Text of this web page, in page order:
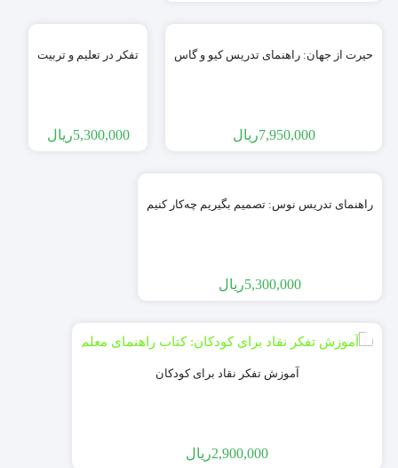
حیرت از جهان: راهنمای تدریس کیو و گاس
7,950,000ریال
تفکر در تعلیم و تربیت
5,300,000ریال
راهنمای تدریس نوس: تصمیم بگیریم چه‌کار کنیم
5,300,000ریال
آموزش تفکر نقاد برای کودکان
2,900,000ریال